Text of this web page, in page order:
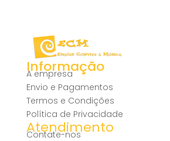
Informação
A empresa
Envio e Pagamentos
Termos e Condições
Política de Privacidade
Atendimento
Contate-nos